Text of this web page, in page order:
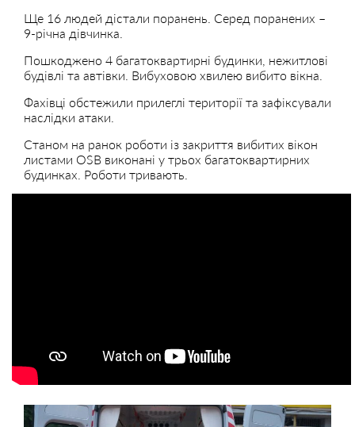
Ще 16 людей дістали поранень. Серед поранених –
9-річна дівчинка.
Пошкоджено 4 багатоквартирні будинки, нежитлові
будівлі та автівки. Вибуховою хвилею вибито вікна.
Фахівці обстежили прилеглі території та зафіксували
наслідки атаки.
Станом на ранок роботи із закриття вибитих вікон
листами OSB виконані у трьох багатоквартирних
будинках. Роботи тривають.